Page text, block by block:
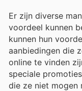
Er zijn diverse
voordeel kunnen
kunnen hun
aanbiedingen die
online te vinden
speciale
die ze niet mogen